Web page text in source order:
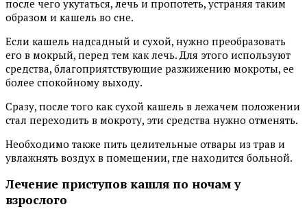
после чего укутаться, лечь и пропотеть, устраняя таким
образом и кашель во сне.
Если кашель надсадный и сухой, нужно преобразовать
его в мокрый, перед тем как лечь. Для этого используют
средства, благоприятствующие разжижению мокроты, ее
более спокойному выходу.
Сразу, после того как сухой кашель в лежачем положении
стал переходить в мокроту, эти средства нужно отменять.
Необходимо также пить целительные отвары из трав и
увлажнять воздух в помещении, где находится больной.
Лечение приступов кашля по ночам у
взрослого